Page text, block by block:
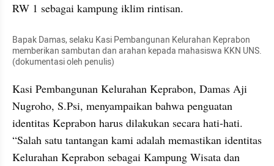
RW 1 sebagai kampung iklim rintisan.
Bapak Damas, selaku Kasi Pembangunan Kelurahan Keprabon
memberikan sambutan dan arahan kepada mahasiswa KKN UNS.
(dokumentasi oleh penulis)
Kasi Pembangunan Kelurahan Keprabon, Damas Aji
Nugroho, S.Psi, menyampaikan bahwa penguatan
identitas Keprabon harus dilakukan secara hati-hati.
“Salah satu tantangan kami adalah memastikan identitas
Kelurahan Keprabon sebagai Kampung Wisata dan